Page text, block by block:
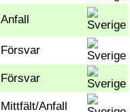
Anfall
Försvar
Försvar
Mittfält/Anfall